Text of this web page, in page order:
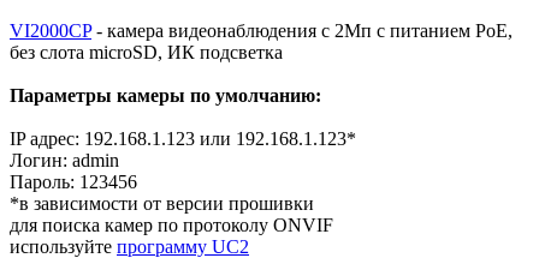
VI2000CP- камера видеонаблюдения с 2Мп с питанием PoE,
без слота microSD, ИК подсветка
Параметры камеры по умолчанию:
IP адрес: 192.168.1.123 или 192.168.1.123*
Логин: admin
Пароль: 123456
*в зависимости от версии прошивки
для поиска камер по протоколу ONVIF
используйте программу UC2